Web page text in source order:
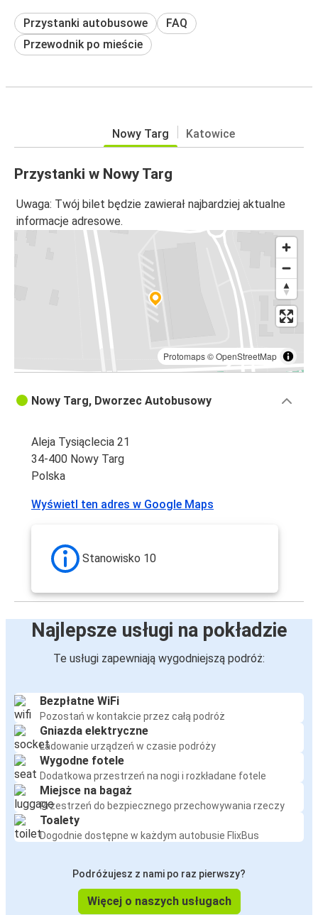
Przystanki autobusowe
FAQ
Przewodnik po mieście
Nowy Targ Katowice
Przystanki w Nowy Targ
Uwaga: Twój bilet będzie zawierał najbardziej aktualne
informacje adresowe.
Protomaps©OpenStreetMap
Nowy Targ, Dworzec Autobusowy
Aleja Tysiąclecia 21
34-400 Nowy Targ
Polska
Wyświetl ten adres w Google Maps
Stanowisko 10
Najlepsze usługi na pokładzie
Te usługi zapewniają wygodniejszą podróż:
Bezpłatne WiFi
Pozostań w kontakcie przez całą podróż
Gniazda elektryczne
Ładowanie urządzeń w czasie podróży
Wygodne fotele
Dodatkowa przestrzeń na nogi i rozkładane fotele
Miejsce na bagaż
Przestrzeń do bezpiecznego przechowywania rzeczy
Toalety
Dogodnie dostępne w każdym autobusie FlixBus
Podróżujesz z nami po raz pierwszy?
Więcej o naszych usługach